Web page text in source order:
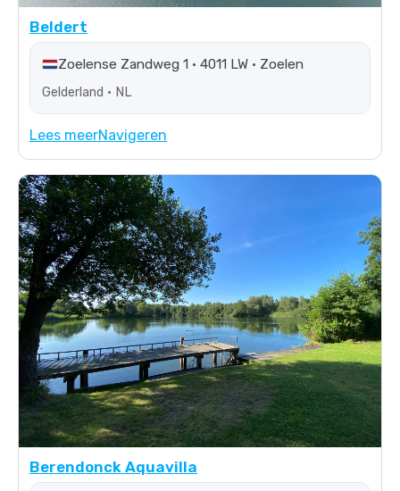
Beldert
Zoelense Zandweg 1 • 4011 LW • Zoelen
Gelderland • NL
Lees meerNavigeren
Berendonck Aquavilla